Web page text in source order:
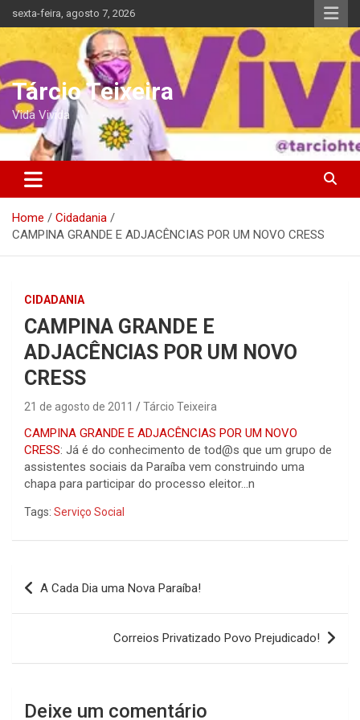
to
sexta-feira, agosto 7, 2026
Tárcio Teixeira
Vida Vivida
Home
Cidadania
CAMPINA GRANDE E ADJACÊNCIAS POR UM NOVO CRESS
CIDADANIA
CAMPINA GRANDE E
ADJACÊNCIAS POR UM NOVO
CRESS
21 de agosto de 2011 Tárcio Teixeira
CAMPINA GRANDE E ADJACÊNCIAS POR UM NOVO
CRESS: Já é do conhecimento de tod@s que um grupo de
assistentes sociais da Paraíba vem construindo uma
chapa para participar do processo eleitor…n
Tags: Serviço Social
Navegação
de
A Cada Dia uma Nova Paraíba!
Correios Privatizado Povo Prejudicado!
Deixe um comentário